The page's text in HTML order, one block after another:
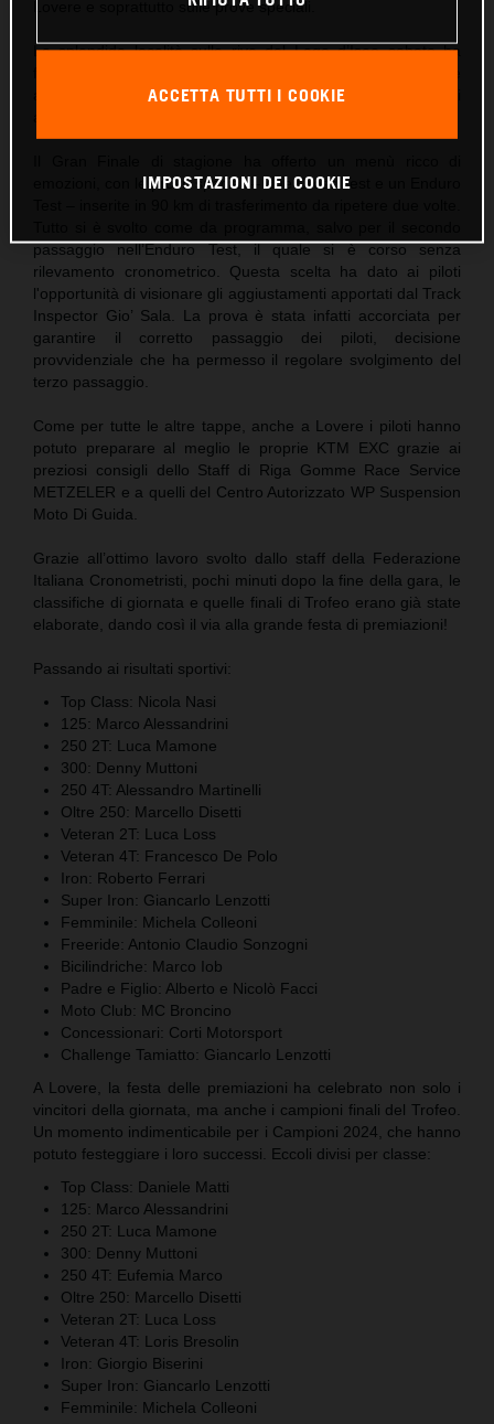
Lovere e soprattutto sulle prove speciali.
La splendida località sulle rive del Lago d’Iseo sabato ha
alle premiazioni della quarta tappa di Scandiano, prima di
emozioni, con le prove speciali – due Cross Test e un Enduro
passaggio nell’Enduro Test, il quale si è corso senza
rilevamento cronometrico. Questa scelta ha dato ai piloti
l'opportunità di visionare gli aggiustamenti apportati dal Track
Inspector Gio’ Sala. La prova è stata infatti accorciata per
garantire il corretto passaggio dei piloti, decisione
provvidenziale che ha permesso il regolare svolgimento del
terzo passaggio.
Come per tutte le altre tappe, anche a Lovere i piloti hanno
potuto preparare al meglio le proprie KTM EXC grazie ai
preziosi consigli dello Staff di Riga Gomme Race Service
METZELER e a quelli del Centro Autorizzato WP Suspension
Moto Di Guida.
Grazie all’ottimo lavoro svolto dallo staff della Federazione
Italiana Cronometristi, pochi minuti dopo la fine della gara, le
classifiche di giornata e quelle finali di Trofeo erano già state
elaborate, dando così il via alla grande festa di premiazioni!
Passando ai risultati sportivi:
Top Class: Nicola Nasi
125: Marco Alessandrini
250 2T: Luca Mamone
300: Denny Muttoni
250 4T: Alessandro Martinelli
Oltre 250: Marcello Disetti
Veteran 2T: Luca Loss
Veteran 4T: Francesco De Polo
Iron: Roberto Ferrari
Super Iron: Giancarlo Lenzotti
Femminile: Michela Colleoni
Freeride: Antonio Claudio Sonzogni
Bicilindriche: Marco Iob
Padre e Figlio: Alberto e Nicolò Facci
Moto Club: MC Broncino
Concessionari: Corti Motorsport
Challenge Tamiatto: Giancarlo Lenzotti
A Lovere, la festa delle premiazioni ha celebrato non solo i
vincitori della giornata, ma anche i campioni finali del Trofeo.
Un momento indimenticabile per i Campioni 2024, che hanno
potuto festeggiare i loro successi. Eccoli divisi per classe:
Top Class: Daniele Matti
125: Marco Alessandrini
250 2T: Luca Mamone
300: Denny Muttoni
250 4T: Eufemia Marco
Oltre 250: Marcello Disetti
Veteran 2T: Luca Loss
Veteran 4T: Loris Bresolin
Iron: Giorgio Biserini
Super Iron: Giancarlo Lenzotti
Femminile: Michela Colleoni
ACCETTA TUTTI I COOKIE
IMPOSTAZIONI DEI COOKIE